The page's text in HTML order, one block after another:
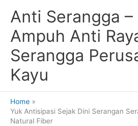
Anti Serangga –
Ampuh Anti
Serangga
Kayu
Home
Yuk Antisipasi Sejak Dini Serangan
Natural Fiber